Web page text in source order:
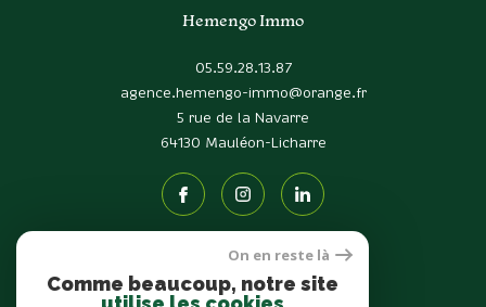
Hemengo Immo
05.59.28.13.87
agence.hemengo-immo@orange.fr
5 rue de la Navarre
64130 Mauléon-Licharre
Adhérents
On en reste là
Comme beaucoup, notre site